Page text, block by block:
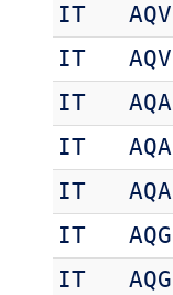
IT
AQV
IT
AQV
IT
AQA
IT
AQA
IT
AQA
IT
AQG
IT
AQG